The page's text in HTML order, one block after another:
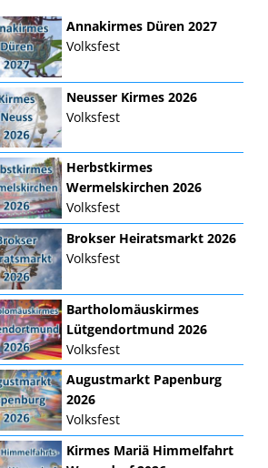
Annakirmes Düren 2027
Volksfest
Neusser Kirmes 2026
Volksfest
Herbstkirmes
Wermelskirchen 2026
Volksfest
Brokser Heiratsmarkt 2026
Volksfest
Bartholomäuskirmes
Lütgendortmund 2026
Volksfest
Augustmarkt Papenburg
2026
Volksfest
Kirmes Mariä Himmelfahrt